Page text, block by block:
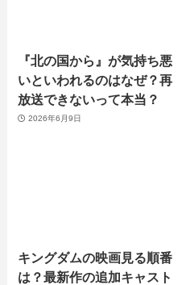
『北の国から』が気持ち悪
いといわれるのはなぜ？再
放送できないって本当？
2026年6月9日
キングダムの映画見る順番
は？最新作の追加キャスト